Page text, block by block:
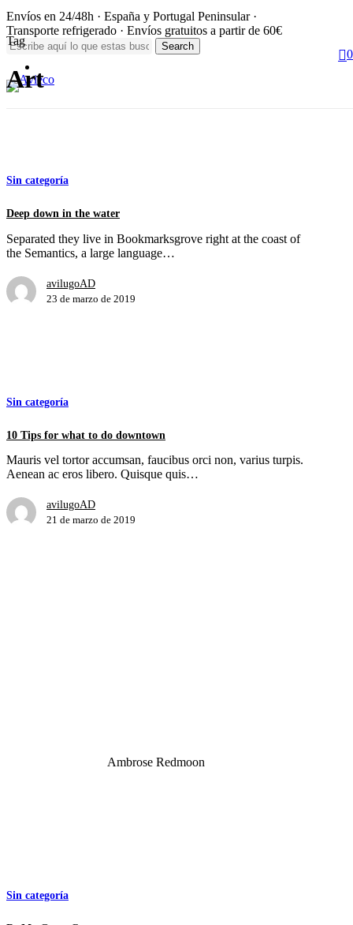
Skip
to
main
Envíos en 24/48h · España y Portugal Peninsular ·
Transporte refrigerado · Envíos gratuitos a partir de 60€
Search
Search
0
Tag
Art
Sin categoría
Deep down in the water
Separated they live in Bookmarksgrove right at the coast of
the Semantics, a large language…
avilugoAD
23 de marzo de 2019
for
to
do
downtown
Sin categoría
10 Tips for what to do downtown
Mauris vel tortor accumsan, faucibus orci non, varius turpis.
Aenean ac eros libero. Quisque quis…
avilugoAD
21 de marzo de 2019
Ambrose Redmoon
Guest
Sin categoría